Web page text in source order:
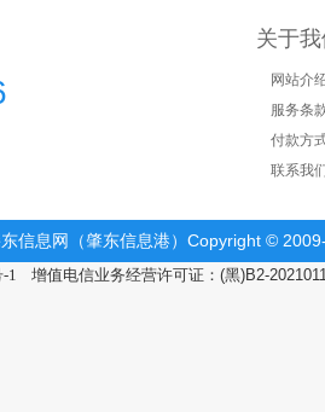
关于
网站介
服务条
付款方
联系我
信息网（肇东信息港）Copyright ©
1 增值电信业务经营许可证：(黑)B2-